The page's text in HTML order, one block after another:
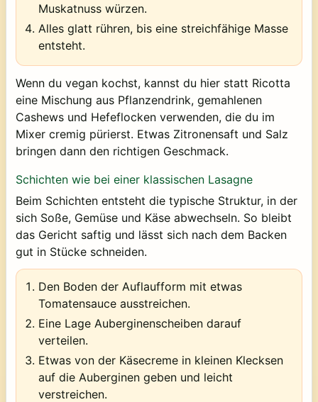
Muskatnuss würzen.
Alles glatt rühren, bis eine streichfähige Masse
entsteht.
Wenn du vegan kochst, kannst du hier statt Ricotta
eine Mischung aus Pflanzendrink, gemahlenen
Cashews und Hefeflocken verwenden, die du im
Mixer cremig pürierst. Etwas Zitronensaft und Salz
bringen dann den richtigen Geschmack.
Schichten wie bei einer klassischen Lasagne
Beim Schichten entsteht die typische Struktur, in der
sich Soße, Gemüse und Käse abwechseln. So bleibt
das Gericht saftig und lässt sich nach dem Backen
gut in Stücke schneiden.
Den Boden der Auflaufform mit etwas
Tomatensauce ausstreichen.
Eine Lage Auberginenscheiben darauf
verteilen.
Etwas von der Käsecreme in kleinen Klecksen
auf die Auberginen geben und leicht
verstreichen.